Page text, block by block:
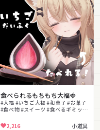
食べられるもちもち大福🍓
#大福 #いちご大福 #和菓子 #お菓子
#食べ物 #スイーツ #食べるギミック
2,216 小道具